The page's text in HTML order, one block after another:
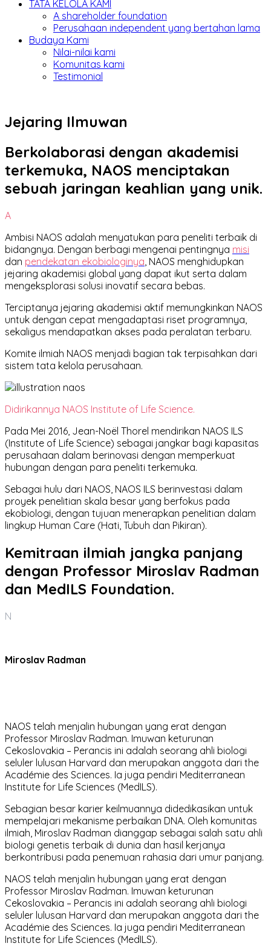
TATA KELOLA KAMI
A shareholder foundation
Perusahaan independent yang bertahan lama
Budaya Kami
Nilai-nilai kami
Komunitas kami
Testimonial
Jejaring Ilmuwan
Berkolaborasi dengan akademisi
terkemuka, NAOS menciptakan
sebuah jaringan keahlian yang unik.
A
Ambisi NAOS adalah menyatukan para peneliti terbaik di
bidangnya. Dengan berbagi mengenai pentingnya misi
dan pendekatan ekobiologinya , NAOS menghidupkan
jejaring akademisi global yang dapat ikut serta dalam
mengeksplorasi solusi inovatif secara bebas.
Terciptanya jejaring akademisi aktif memungkinkan NAOS
untuk dengan cepat mengadaptasi riset programnya,
sekaligus mendapatkan akses pada peralatan terbaru.
Komite ilmiah NAOS menjadi bagian tak terpisahkan dari
sistem tata kelola perusahaan.
Didirikannya NAOS Institute of Life Science.
Pada Mei 2016, Jean-Noël Thorel mendirikan NAOS ILS
(Institute of Life Science) sebagai jangkar bagi kapasitas
perusahaan dalam berinovasi dengan memperkuat
hubungan dengan para peneliti terkemuka.
Sebagai hulu dari NAOS, NAOS ILS berinvestasi dalam
proyek penelitian skala besar yang berfokus pada
ekobiologi, dengan tujuan menerapkan penelitian dalam
lingkup Human Care (Hati, Tubuh dan Pikiran).
Kemitraan ilmiah jangka panjang
dengan Professor Miroslav Radman
dan MedILS Foundation.
N
Miroslav Radman
NAOS telah menjalin hubungan yang erat dengan
Professor Miroslav Radman. Imuwan keturunan
Cekoslovakia – Perancis ini adalah seorang ahli biologi
seluler lulusan Harvard dan merupakan anggota dari the
Académie des Sciences. Ia juga pendiri Mediterranean
Institute for Life Sciences (MedILS).
Sebagian besar karier keilmuannya didedikasikan untuk
mempelajari mekanisme perbaikan DNA. Oleh komunitas
ilmiah, Miroslav Radman dianggap sebagai salah satu ahli
biologi genetis terbaik di dunia dan hasil kerjanya
berkontribusi pada penemuan rahasia dari umur panjang.
NAOS telah menjalin hubungan yang erat dengan
Professor Miroslav Radman. Imuwan keturunan
Cekoslovakia – Perancis ini adalah seorang ahli biologi
seluler lulusan Harvard dan merupakan anggota dari the
Académie des Sciences. Ia juga pendiri Mediterranean
Institute for Life Sciences (MedILS).